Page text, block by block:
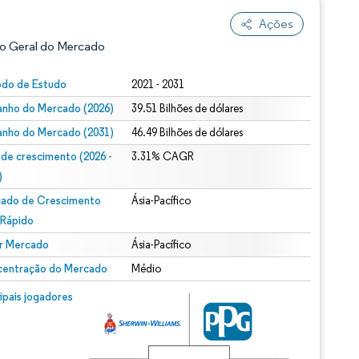
Ações
Geral do Mercado
de Estudo 2021 - 2031
do Mercado (2026) 39.51 Bilhões de dólares
do Mercado (2031) 46.49 Bilhões de dólares
de crescimento (2026 -
3.31% CAGR
de Crescimento
Ásia-Pacífico
Mercado Ásia-Pacífico
do Mercado Médio
jogadores
© Mordor Intelligence. O reuso requer atribuição conforme CC BY 4.0.
conforme CC BY 4.0.